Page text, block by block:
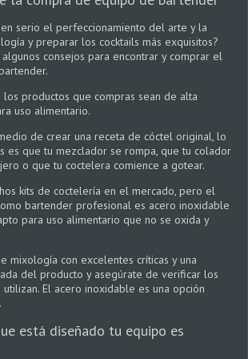
serio el perfeccionamiento del arte y la
y preparar los cocktails más exquisitos?
algunos consejos para encontrar y comprar el
productos que compras sean de alta
uso alimentario.
de crear una receta de cóctel original, lo
es que tu mezclador se rompa, que tu colador
o que tu coctelera comience a gotear.
kits de coctelería en el mercado, pero el
bartender profesional es acero inoxidable
para uso alimentario que no se oxida y
mixología con excelentes críticas y una
del producto y asegúrate de verificar los
El acero inoxidable es una opción
está diseñado tu equipo es